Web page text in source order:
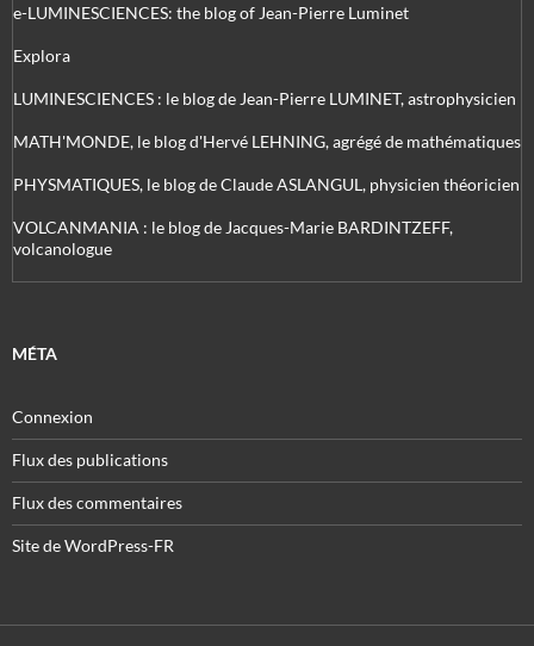
e-LUMINESCIENCES: the blog of Jean-Pierre Luminet
Explora
LUMINESCIENCES : le blog de Jean-Pierre LUMINET, astrophysicien
MATH'MONDE, le blog d'Hervé LEHNING, agrégé de mathématiques
PHYSMATIQUES, le blog de Claude ASLANGUL, physicien théoricien
VOLCANMANIA : le blog de Jacques-Marie BARDINTZEFF,
volcanologue
MÉTA
Connexion
Flux des publications
Flux des commentaires
Site de WordPress-FR